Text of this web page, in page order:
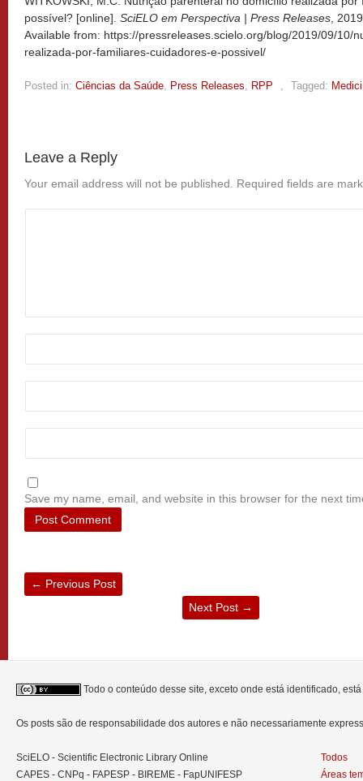
possível? [online]. SciELO em Perspectiva | Press Releases ,
Available from: https://pressreleases.scielo.org/blog/2019/09/10/
realizada-por-familiares-cuidadores-e-possivel/
Posted in: Ciências da Saúde, Press Releases, RPP , Tagged:
Leave a Reply
Your email address will not be published. Required fields are
Save my name, email, and website in this browser for the next
← Previous Post
Next Post →
Todo o conteúdo desse site, exceto onde está identificado,
Os posts são de responsabilidade dos autores e não necessariamente
SciELO - Scientific Electronic Library Online
CAPES - CNPq - FAPESP - BIREME - FapUNIFESP
Todos
Áreas